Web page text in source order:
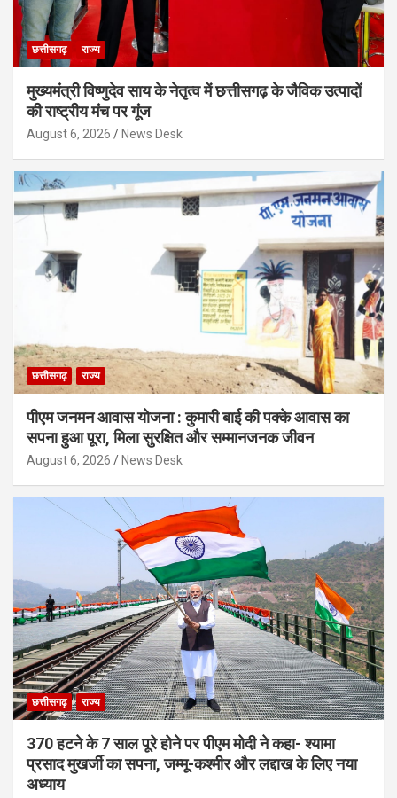
छत्तीसगढ़ राज्य
मुख्यमंत्री विष्णुदेव साय के नेतृत्व में छत्तीसगढ़ के जैविक उत्पादों
की राष्ट्रीय मंच पर गूंज
August 6, 2026 News Desk
छत्तीसगढ़ राज्य
पीएम जनमन आवास योजना : कुमारी बाई की पक्के आवास का
सपना हुआ पूरा, मिला सुरक्षित और सम्मानजनक जीवन
August 6, 2026 News Desk
छत्तीसगढ़ राज्य
370 हटने के 7 साल पूरे होने पर पीएम मोदी ने कहा- श्यामा
प्रसाद मुखर्जी का सपना, जम्मू-कश्मीर और लद्दाख के लिए नया
अध्याय